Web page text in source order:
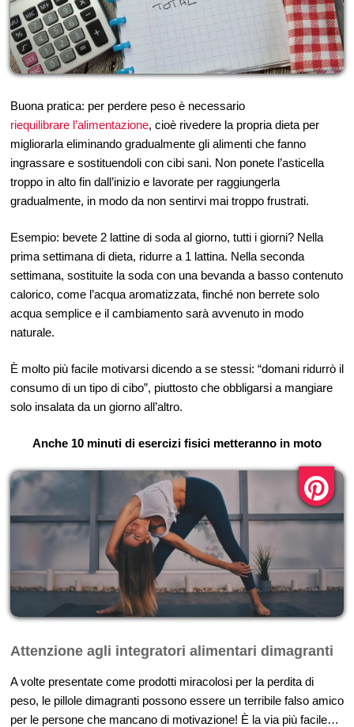
Buona pratica: per perdere peso è necessario
riequilibrare l’alimentazione, cioè rivedere la propria dieta per
migliorarla eliminando gradualmente gli alimenti che fanno
ingrassare e sostituendoli con cibi sani. Non ponete l’asticella
troppo in alto fin dall’inizio e lavorate per raggiungerla
gradualmente, in modo da non sentirvi mai troppo frustrati.
Esempio: bevete 2 lattine di soda al giorno, tutti i giorni? Nella
prima settimana di dieta, ridurre a 1 lattina. Nella seconda
settimana, sostituite la soda con una bevanda a basso contenuto
calorico, come l’acqua aromatizzata, finché non berrete solo
acqua semplice e il cambiamento sarà avvenuto in modo
naturale.
È molto più facile motivarsi dicendo a se stessi: “domani ridurrò il
consumo di un tipo di cibo”, piuttosto che obbligarsi a mangiare
solo insalata da un giorno all’altro.
Anche 10 minuti di esercizi fisici metteranno in moto
Attenzione agli integratori alimentari dimagranti
A volte presentate come prodotti miracolosi per la perdita di
peso, le pillole dimagranti possono essere un terribile falso amico
per le persone che mancano di motivazione! È la via più facile…